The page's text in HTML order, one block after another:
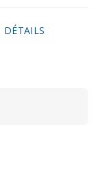
DÉTAILS